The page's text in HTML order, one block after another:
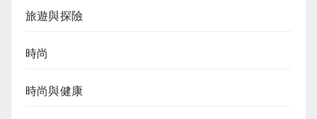
旅遊與探險
時尚
時尚與健康